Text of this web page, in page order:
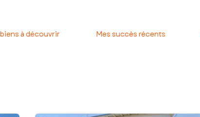
basé sur une connaissance approfondie du
à découvrir Mes succès récents